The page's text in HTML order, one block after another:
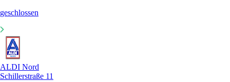
geschlossen
ALDI Nord
Schillerstraße 11